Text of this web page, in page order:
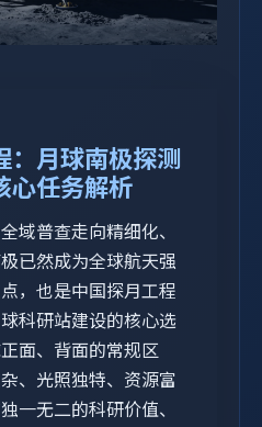
：月球南极探测
心任务解析
域普查走向精细化、
已然成为全球航天强
，也是中国探月工程
科研站建设的核心选
面、背面的常规区
、光照独特、资源富
一无二的科研价值、